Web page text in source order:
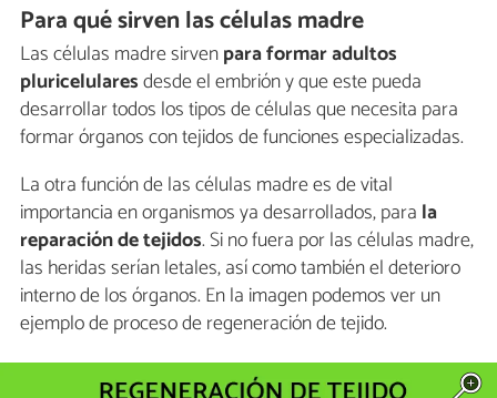
Para qué sirven las células madre
Las células madre sirvenpara formar adultos
pluricelularesdesde el embrión y que este pueda
desarrollar todos los tipos de células que necesita para
formar órganos con tejidos de funciones especializadas.
La otra función de las células madre es de vital
importancia en organismos ya desarrollados, para la
reparación de tejidos. Si no fuera por las células madre,
las heridas serían letales, así como también el deterioro
interno de los órganos. En la imagen podemos ver un
ejemplo de proceso de regeneración de tejido.